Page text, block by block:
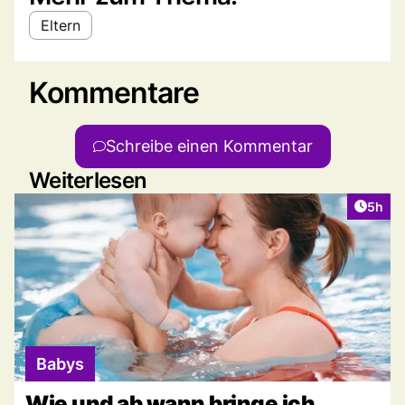
Eltern
Kommentare
Schreibe einen Kommentar
Weiterlesen
5h
Babys